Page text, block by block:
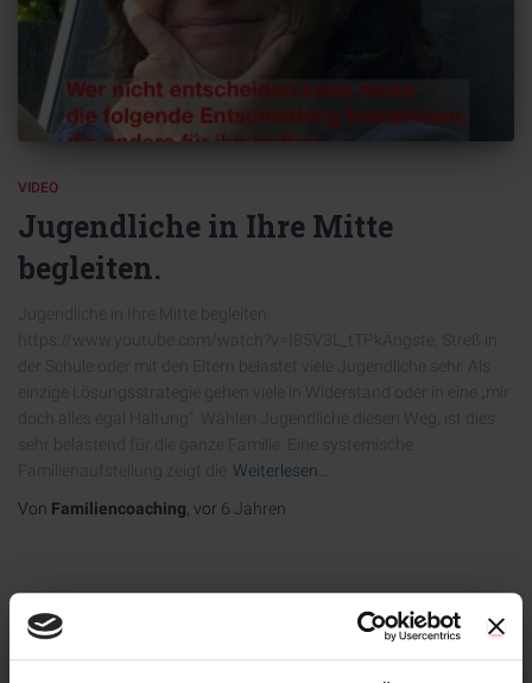
VIDEO
Jugendliche in Ihre Mitte
begleiten.
Jugendliche in Ihre Mitte begleiten.
https://www.youtube.com/watch?v=I85V3L_tTPkÄngste, Streß in
der Schule oder mit den Eltern belastet viele Jugendliche sehr. Als
einzige Lösungsstrategie gehen viele in Widerstand oder in eine „mir
doch alles egal Haltung“. Wählen Jugendliche diesen Weg, ist dies
sehr belastend für die ganze Familie. Eine systemische
Familienaufstellung zeigt die
Weiterlesen…
Von Familiencoaching, vor 6 Jahren